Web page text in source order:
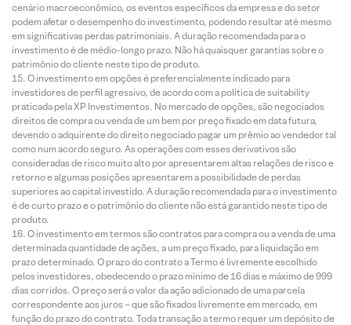
cenário macroeconômico, os eventos específicos da empresa e do setor
podem afetar o desempenho do investimento, podendo resultar até mesmo
em significativas perdas patrimoniais. A duração recomendada para o
investimento é de médio-longo prazo. Não há quaisquer garantias sobre o
patrimônio do cliente neste tipo de produto.
O investimento em opções é preferencialmente indicado para
investidores de perfil agressivo, de acordo com a política de suitability
praticada pela XP Investimentos. No mercado de opções, são negociados
direitos de compra ou venda de um bem por preço fixado em data futura,
devendo o adquirente do direito negociado pagar um prêmio ao vendedor tal
como num acordo seguro. As operações com esses derivativos são
consideradas de risco muito alto por apresentarem altas relações de risco e
retorno e algumas posições apresentarem a possibilidade de perdas
superiores ao capital investido. A duração recomendada para o investimento
é de curto prazo e o patrimônio do cliente não está garantido neste tipo de
produto.
O investimento em termos são contratos para compra ou a venda de uma
determinada quantidade de ações, a um preço fixado, para liquidação em
prazo determinado. O prazo do contrato a Termo é livremente escolhido
pelos investidores, obedecendo o prazo mínimo de 16 dias e máximo de 999
dias corridos. O preço será o valor da ação adicionado de uma parcela
correspondente aos juros – que são fixados livremente em mercado, em
função do prazo do contrato. Toda transação a termo requer um depósito de